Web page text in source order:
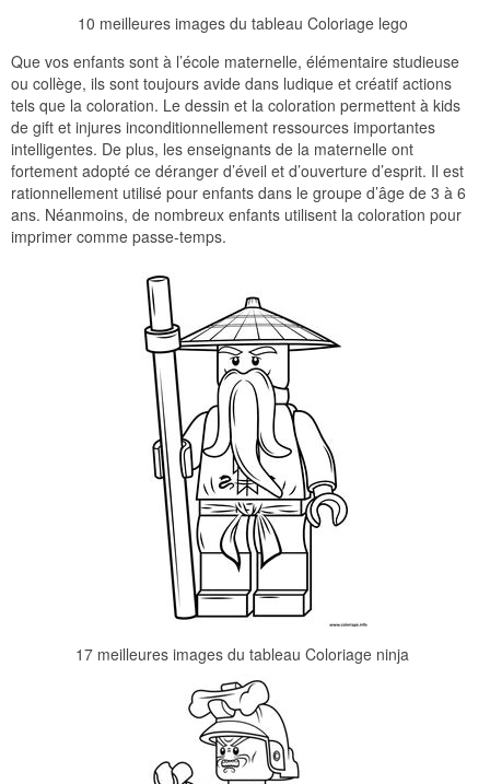
10 meilleures images du tableau Coloriage lego
Que vos enfants sont à l’école maternelle, élémentaire studieuse
ou collège, ils sont toujours avide dans ludique et créatif actions
tels que la coloration. Le dessin et la coloration permettent à kids
de gift et injures inconditionnellement ressources importantes
intelligentes. De plus, les enseignants de la maternelle ont
fortement adopté ce déranger d’éveil et d’ouverture d’esprit. Il est
rationnellement utilisé pour enfants dans le groupe d’âge de 3 à 6
ans. Néanmoins, de nombreux enfants utilisent la coloration pour
imprimer comme passe-temps.
17 meilleures images du tableau Coloriage ninja